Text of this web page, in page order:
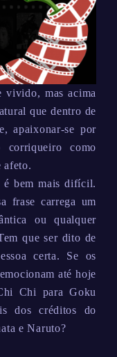
mas acima
que dentro de
apaixonar-se por
como
afeto.
é bem mais difícil.
frase carrega um
ou qualquer
que ser dito de
certa. Se os
até hoje
Chi para Goku
dos créditos do
e Naruto?